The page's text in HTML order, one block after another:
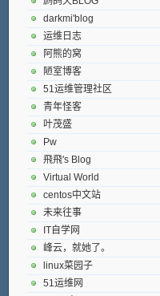
darkmi'blog
运维日志
阿熊的窝
陋室博客
51运维管理社区
青年怪客
叶茂盛
Pw
飛飛's Blog
Virtual World
centos中文站
未来往事
IT自学网
峰云，就她了。
linux菜园子
51运维网